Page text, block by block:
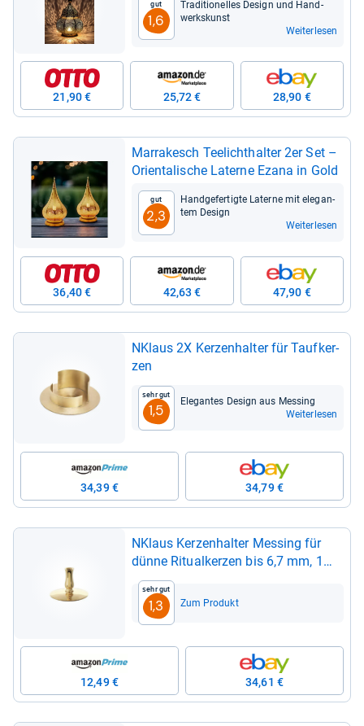
Gut
1,6
Tra­di­tio­nel­les Design und Hand­
werks­kunst
Weiterlesen
21,90 € 25,72 € 28,90 €
Mar­ra­kesch Tee­licht­hal­ter 2er Set –
Ori­en­ta­li­sche Laterne Ezana in Gold
Gut
2,3
Hand­ge­fer­tigte Laterne mit ele­gan­
tem Design
Weiterlesen
36,40 € 42,63 € 47,90 €
NKlaus 2X Ker­zen­hal­ter für Tauf­ker­
zen
Sehr gut
1,5
Ele­gan­tes Design aus Mes­sing
Weiterlesen
34,39 € 34,79 €
NKlaus Ker­zen­hal­ter Mes­sing für
dünne Ritu­al­ker­zen bis 6,7 mm, 1
Stück
Sehr gut
1,3 Zum Produkt
12,49 € 34,61 €